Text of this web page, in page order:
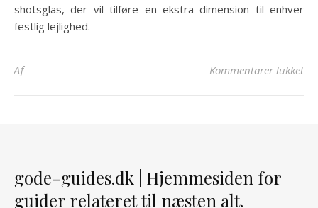
shotsglas, der vil tilføre en ekstra dimension til enhver
festlig lejlighed.
Af Kommentarer lukkettil
gode-guides.dk | Hjemmesiden for
guider relateret til næsten alt.